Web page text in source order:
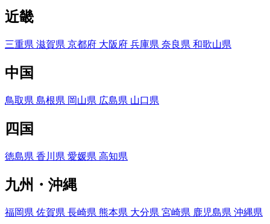
近畿
三重県 滋賀県 京都府 大阪府 兵庫県 奈良県 和歌山県
中国
鳥取県 島根県 岡山県 広島県 山口県
四国
徳島県 香川県 愛媛県 高知県
九州・沖縄
福岡県 佐賀県 長崎県 熊本県 大分県 宮崎県 鹿児島県 沖縄県